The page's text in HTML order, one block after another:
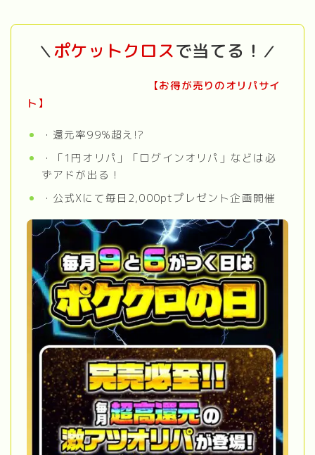
＼ ポケットクロスで当てる！ ／
【お得が売りのオリパサイ
ト】
・還元率99%超え!?
・「1円オリパ」「ログインオリパ」などは必
ずアドが出る！
・公式Xにて毎日2,000ptプレゼント企画開催